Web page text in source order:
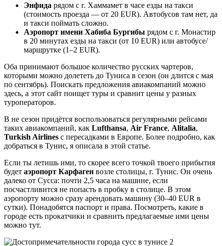
Энфида рядом с г. Хаммамет в часе езды на такси
(стоимость проезда — от 20 EUR). Автобусов там нет, да
и такси поймать сложно.
Аэропорт имени Хабиба Бургибы рядом с г. Монастир
в 20 минутах езды на такси (от 10 EUR) или автобусе/
маршрутке (1–2 EUR).
Оба принимают большое количество русских чартеров,
которыми можно долететь до Туниса в сезон (он длится с мая
по сентябрь). Поискать предложения авиакомпаний можно
здесь, а этот сайт поищет туры и сравнит цены у разных
туроператоров.
В не сезон придётся воспользоваться регулярными рейсами
таких авиакомпаний, как Lufthansa, Air France, Alitalia,
Turkish Airlines с пересадками в Европе. Более подробно, как
добраться в Тунис, я описала в этой статье.
Если ты летишь ими, то скорее всего точкой твоего прибытия
будет аэропорт Карфаген возле столицы, г. Тунис. Он очень
далеко от Сусса: почти 2,5 часа на машине, если
посчастливится не попасть в пробку в столице. В этом
аэропорту можно сразу арендовать машину (30–40 EUR в
сутки). Понадобятся паспорт и права. Посмотреть, какие в
городе есть прокатчики и сравнить предлагаемые ими цены
можно тут.